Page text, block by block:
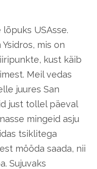
USAsse.
mis on
kust käib
Meil vedas
juures San
just tollel päeval
mingeid asju
tsiklitega
mööda saada, nii
Sujuvaks